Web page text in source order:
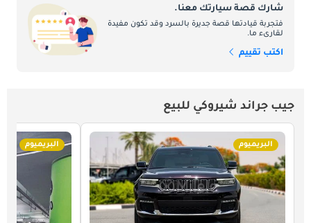
شارك قصة سيارتك معنا.
فتجربة قيادتها قصة جديرة بالسرد وقد تكون مفيدة
لقارىء ما.
اكتب تقييم
جيب جراند شيروكي للبيع
البريميوم البريميوم